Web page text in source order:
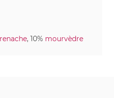
, 10% mourvèdre